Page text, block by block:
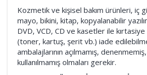
Kozmetik ve kişisel bakım ürünleri, iç
mayo, bikini, kitap, kopyalanabilir
DVD, VCD, CD ve kasetler ile
(toner, kartuş, şerit vb.) iade
ambalajlarının açılmamış,
kullanılmamış olmaları gerekir.